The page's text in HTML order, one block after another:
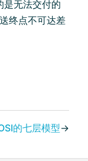
无法交付的
终点不可达差
的七层模型→